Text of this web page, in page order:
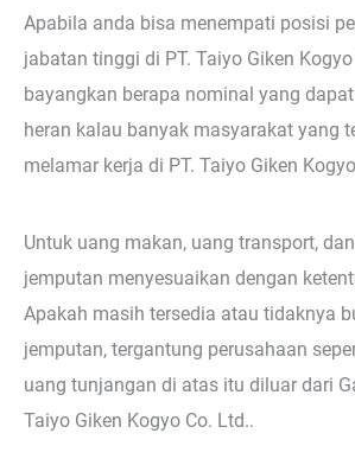
Apabila anda bisa menempati posisi
jabatan tinggi di PT. Taiyo Giken
bayangkan berapa nominal yang
heran kalau banyak masyarakat yang
melamar kerja di PT. Taiyo Giken
Untuk uang makan, uang transport,
jemputan menyesuaikan dengan
Apakah masih tersedia atau tidaknya
jemputan, tergantung perusahaan
uang tunjangan di atas itu diluar dari
Taiyo Giken Kogyo Co. Ltd..